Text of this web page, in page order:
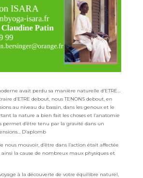
avait perdu sa manière naturelle d’ETRE…
d’ETRE debout, nousTENONS debout, en
au niveau du bassin, dans les genoux et le
la nature a bien fait les choses et l’anatomie
permet d’être tenu par la gravité dans un
D’aplomb
nous mouvoir, d’être dans l’action était affectée
la cause de nombreux maux physiques et
à la découverte de votre équilibre naturel,